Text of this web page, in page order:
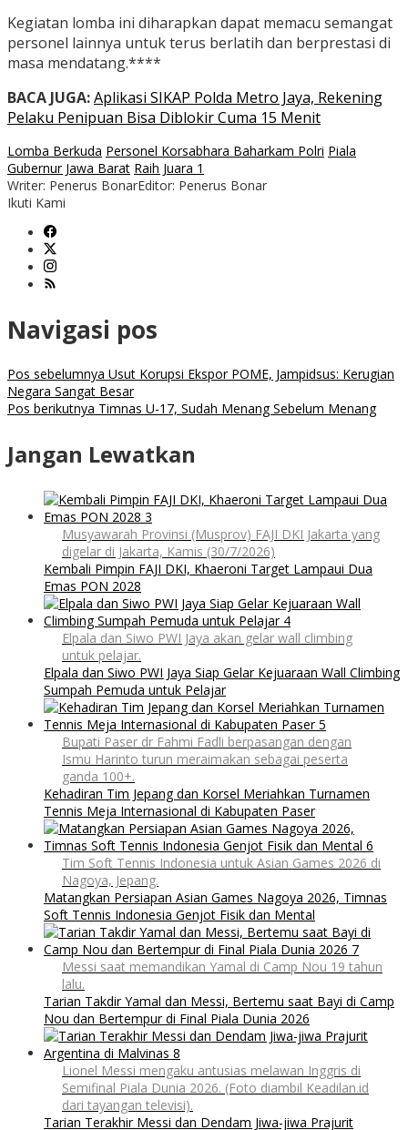
Kegiatan lomba ini diharapkan dapat memacu semangat
personel lainnya untuk terus berlatih dan berprestasi di
masa mendatang.****
BACA JUGA:Aplikasi SIKAP Polda Metro Jaya, Rekening
Pelaku Penipuan Bisa Diblokir Cuma 15 Menit
Lomba Berkuda Personel Korsabhara Baharkam Polri Piala
Gubernur Jawa Barat Raih Juara 1
Writer: Penerus BonarEditor: Penerus Bonar
Ikuti Kami
Navigasi pos
Pos sebelumnya Usut Korupsi Ekspor POME, Jampidsus: Kerugian
Negara Sangat Besar
Pos berikutnya Timnas U-17, Sudah Menang Sebelum Menang
Jangan Lewatkan
Musyawarah Provinsi (Musprov) FAJI DKI Jakarta yang
digelar di Jakarta, Kamis (30/7/2026)
Kembali Pimpin FAJI DKI, Khaeroni Target Lampaui Dua
Emas PON 2028
Elpala dan Siwo PWI Jaya akan gelar wall climbing
untuk pelajar.
Elpala dan Siwo PWI Jaya Siap Gelar Kejuaraan Wall Climbing
Sumpah Pemuda untuk Pelajar
Bupati Paser dr Fahmi Fadli berpasangan dengan
Ismu Harinto turun meraimakan sebagai peserta
ganda 100+.
Kehadiran Tim Jepang dan Korsel Meriahkan Turnamen
Tennis Meja Internasional di Kabupaten Paser
Tim Soft Tennis Indonesia untuk Asian Games 2026 di
Nagoya, Jepang.
Matangkan Persiapan Asian Games Nagoya 2026, Timnas
Soft Tennis Indonesia Genjot Fisik dan Mental
Messi saat memandikan Yamal di Camp Nou 19 tahun
lalu.
Tarian Takdir Yamal dan Messi, Bertemu saat Bayi di Camp
Nou dan Bertempur di Final Piala Dunia 2026
Lionel Messi mengaku antusias melawan Inggris di
Semifinal Piala Dunia 2026. (Foto diambil Keadilan.id
dari tayangan televisi).
Tarian Terakhir Messi dan Dendam Jiwa-jiwa Prajurit